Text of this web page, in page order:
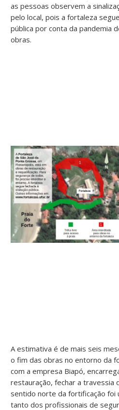
as pessoas observem a
pelo local, pois a fortaleza
pública por conta da pandemia
obras.
A estimativa é de mais seis
o fim das obras no entorno da
com a empresa Biapó,
restauração, fechar a travessia
sentido norte da fortificação foi
tanto dos profissionais de